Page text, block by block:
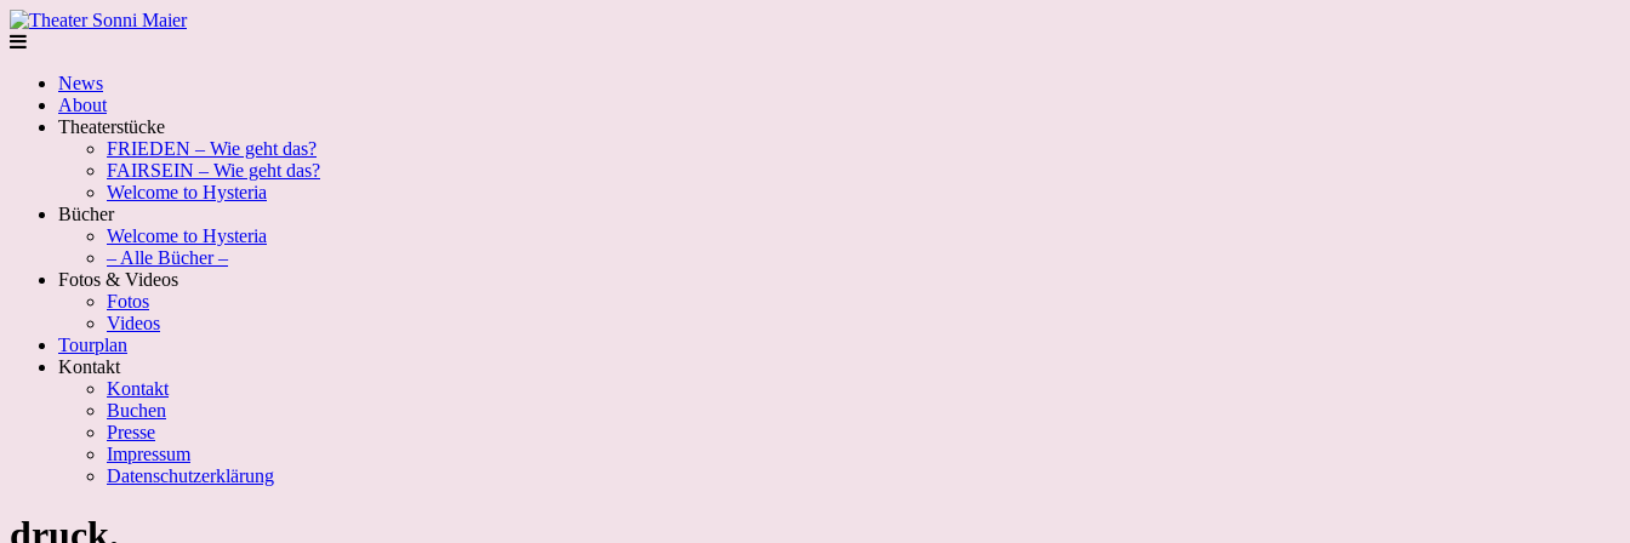
News
About
Theaterstücke
FRIEDEN – Wie geht das?
FAIRSEIN – Wie geht das?
Welcome to Hysteria
Bücher
Welcome to Hysteria
– Alle Bücher –
Fotos & Videos
Fotos
Videos
Tourplan
Kontakt
Kontakt
Buchen
Presse
Impressum
Datenschutzerklärung